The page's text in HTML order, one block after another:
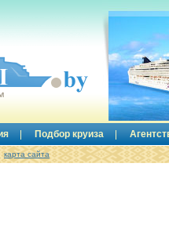
Подбор круиза
карта сайта